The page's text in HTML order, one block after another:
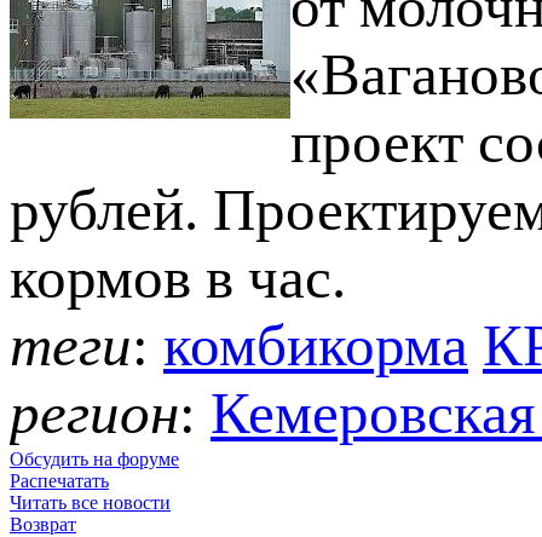
проект
рублей.
кормов в час.
теги: комбикорма
регион:
Обсудить на форуме
Распечатать
Читать все новости
Возврат